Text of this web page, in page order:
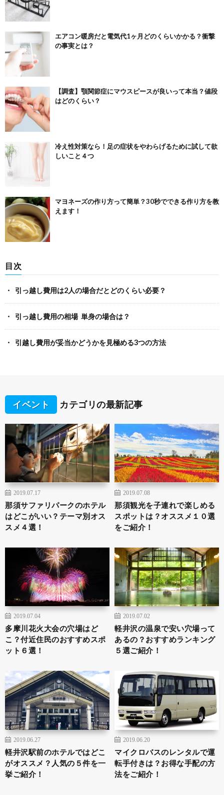
エアコン暖房だと電気代1ヶ月どのくらいかかる？衝撃
の事実とは？
【調査】顎関節症にマウスピースが良いって本当？値段
はどのくらい？
冷え性対策なら！足の症状をやわらげるために試して欲
しいこと４つ
マヨネーズの作り方って簡単？30秒でできる作り方を教
えます！
目次
引っ越し費用は2人の場合だとどのくらい必要？
引っ越し費用の相場 単身の場合は？
引越し費用が妥当かどうかを見極める3つの方法
イベント カテゴリの最新記事
2019.07.17
那須サファリパークのホテル
はどこがいい？テーマ別オス
スメ４選！
2019.07.08
那須観光を子連れで楽しめる
スポットは？オススメ１０選
をご紹介！
2019.07.04
多摩川花火大会の穴場はど
こ？付近住民のおすすめスポ
ット６選！
2019.07.02
軽井沢の温泉で安い穴場って
あるの？おすすめランキング
５選ご紹介！
2019.06.27
軽井沢駅前のホテルではどこ
がオススメ？人気の５件を一
挙ご紹介！
2019.06.20
マイクロバスのレンタルで運
転手付きは？お得な手配の方
法をご紹介！